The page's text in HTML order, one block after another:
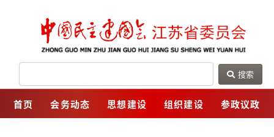
网
搜索
首页 会务动态 思想建设 组织建设 参政议政